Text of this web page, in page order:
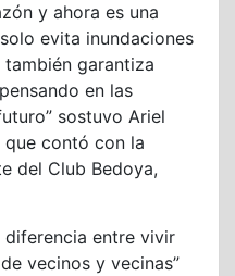
y ahora es una
evita inundaciones
garantiza
en las
sostuvo Ariel
que contó con la
del Club Bedoya,
diferencia entre vivir
vecinos y vecinas”